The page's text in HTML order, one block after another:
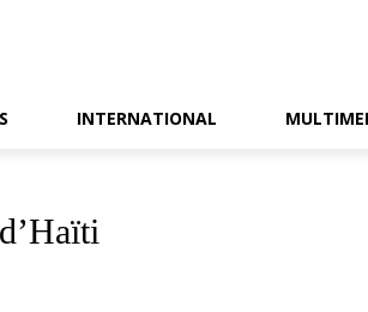
INTERNATIONAL